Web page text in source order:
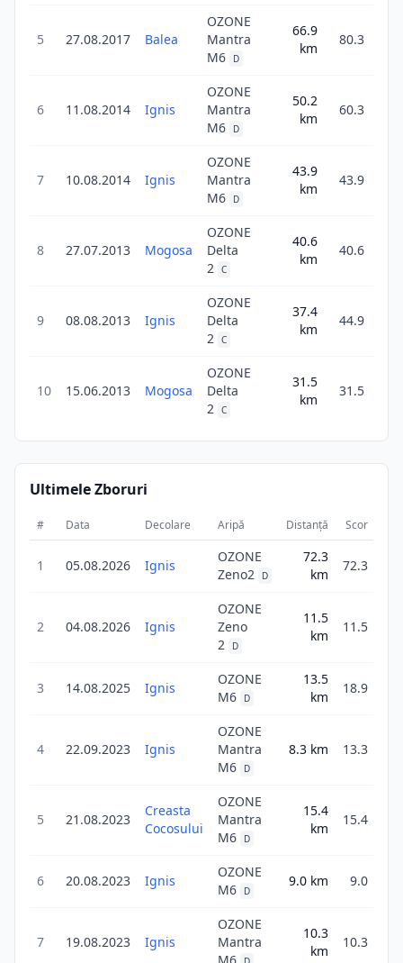
5 27.08.2017 Balea
OZONE
Mantra
M6
D
66.9
km
80.3
6 11.08.2014 Ignis
OZONE
Mantra
M6
D
50.2
km
60.3
7 10.08.2014 Ignis
OZONE
Mantra
M6
D
43.9
km
43.9
8 27.07.2013 Mogosa
OZONE
Delta
2 C
40.6
km
40.6
9 08.08.2013 Ignis
OZONE
Delta
2 C
37.4
km
44.9
10 15.06.2013 Mogosa
OZONE
Delta
2 C
31.5
km
31.5
Ultimele Zboruri
# Data Decolare Aripă Distanță Scor
1 05.08.2026 Ignis
OZONE
Zeno2
D
72.3
km
72.3
2 04.08.2026 Ignis
OZONE
Zeno
2
D
11.5
km
11.5
3 14.08.2025 Ignis
OZONE
M6
D
13.5
km
18.9
4 22.09.2023 Ignis
OZONE
Mantra
M6
D
8.3 km 13.3
5 21.08.2023
Creasta
Cocosului
OZONE
Mantra
M6
D
15.4
km
15.4
6 20.08.2023 Ignis
OZONE
M6
D
9.0 km 9.0
7 19.08.2023 Ignis
OZONE
Mantra
10.3
km
10.3